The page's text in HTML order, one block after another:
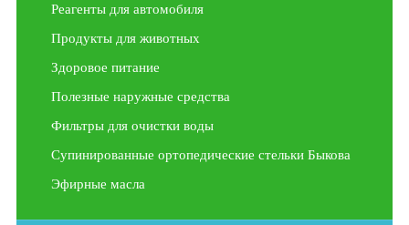
Реагенты для автомобиля
Продукты для животных
Здоровое питание
Полезные наружные средства
Фильтры для очистки воды
Супинированные ортопедические стельки Быкова
Эфирные масла